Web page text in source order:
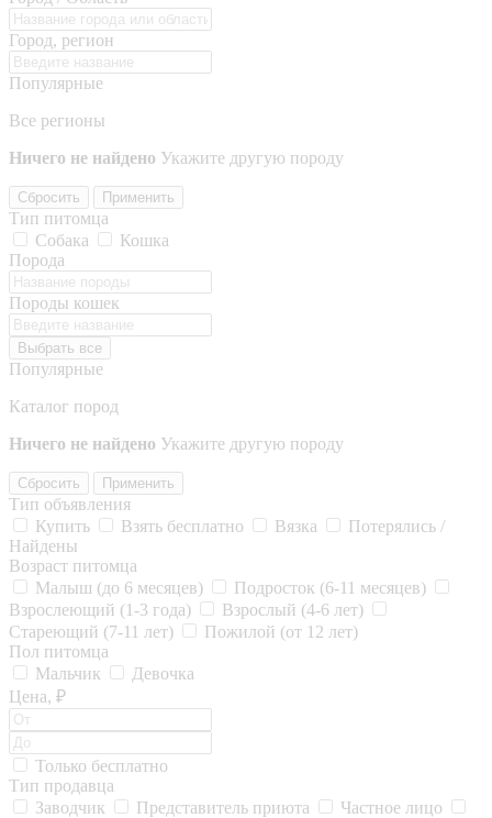
Город, регион
Популярные
Все регионы
Ничего не найдено Укажите другую породу
Сбросить Применить
Тип питомца
Собака
Кошка
Порода
Породы кошек
Выбрать все
Популярные
Каталог пород
Ничего не найдено Укажите другую породу
Сбросить Применить
Тип объявления
Купить
Взять бесплатно Вязка
Потерялись /
Найдены
Возраст питомца
Малыш (до 6 месяцев)
Подросток (6-11 месяцев)
Взрослеющий (1-3 года)
Взрослый (4-6 лет)
Стареющий (7-11 лет)
Пожилой (от 12 лет)
Пол питомца
Мальчик
Девочка
Цена, ₽
Только бесплатно
Тип продавца
Заводчик
Представитель приюта
Частное лицо